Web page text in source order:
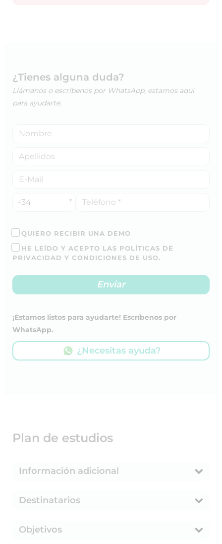
¿Tienes alguna duda?
Llámanos o escríbenos por WhatsApp, estamos aquí
para ayudarte.
+34
QUIERO RECIBIR UNA DEMO
HE LEÍDO Y ACEPTO LAS POLÍTICAS DE
PRIVACIDAD Y CONDICIONES DE USO.
¡Estamos listos para ayudarte! Escríbenos por
WhatsApp.
¿Necesitas ayuda?
Plan de estudios
Información adicional
Destinatarios
Objetivos